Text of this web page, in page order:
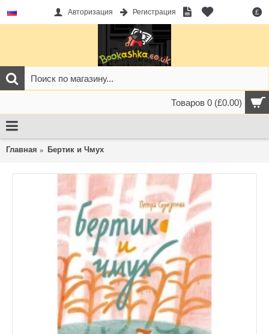
£
Авторизация Регистрация
Товаров 0 (£0.00)
Главная Бертик и Чмух